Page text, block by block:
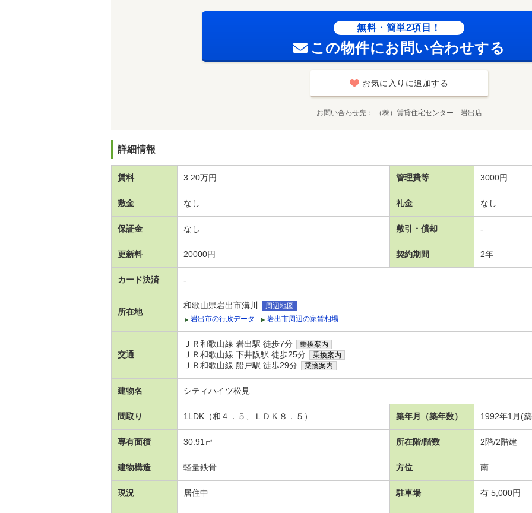
無料・簡単2項目！
この物件にお問い合わせする
お気に入りに追加する
お問い合わせ先 （株）賃貸住宅センター 岩出店
詳細情報
賃料 3.20万円 管理費等 3000円
敷金 なし 礼金 なし
保証金 なし 敷引・償却 -
更新料 20000円 契約期間 2年
カード決済 -
所在地
和歌山県岩出市溝川
周辺地図
岩出市の行政データ
岩出市周辺の家賃相場
交通
ＪＲ和歌山線 岩出駅 徒歩7分 乗換案内
ＪＲ和歌山線 下井阪駅 徒歩25分 乗換案内
ＪＲ和歌山線 船戸駅 徒歩29分 乗換案内
建物名 シティハイツ松見
間取り 1LDK（和４．５、ＬＤＫ８．５） 築年月（築年数） 1992年1月(
専有面積 30.91㎡ 所在階/階数 2階/2階建
建物構造 軽量鉄骨 方位 南
現況 居住中 駐車場 有 5,000円